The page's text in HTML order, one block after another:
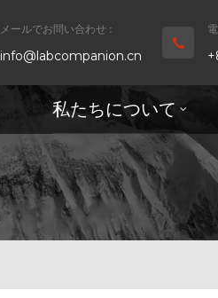
メールでお問い合わせ :
info@labcompanion.cn
私たちについて